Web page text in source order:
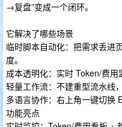
→复盘”变成一个闭环。
它解决了哪些场景
临时脚本自动化：把需求丢进
度。
成本透明化：实时 Token/费用
轻量工作流：不建重型流水线
多语言协作：右上角一键切换
功能亮点